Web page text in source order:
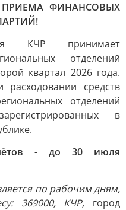
ФИНАНСОВЫХ
КЧР принимает
отделений
квартал 2026 года.
средств
отделений
в
- до 30 июля
по рабочим дням,
369000, КЧР, город